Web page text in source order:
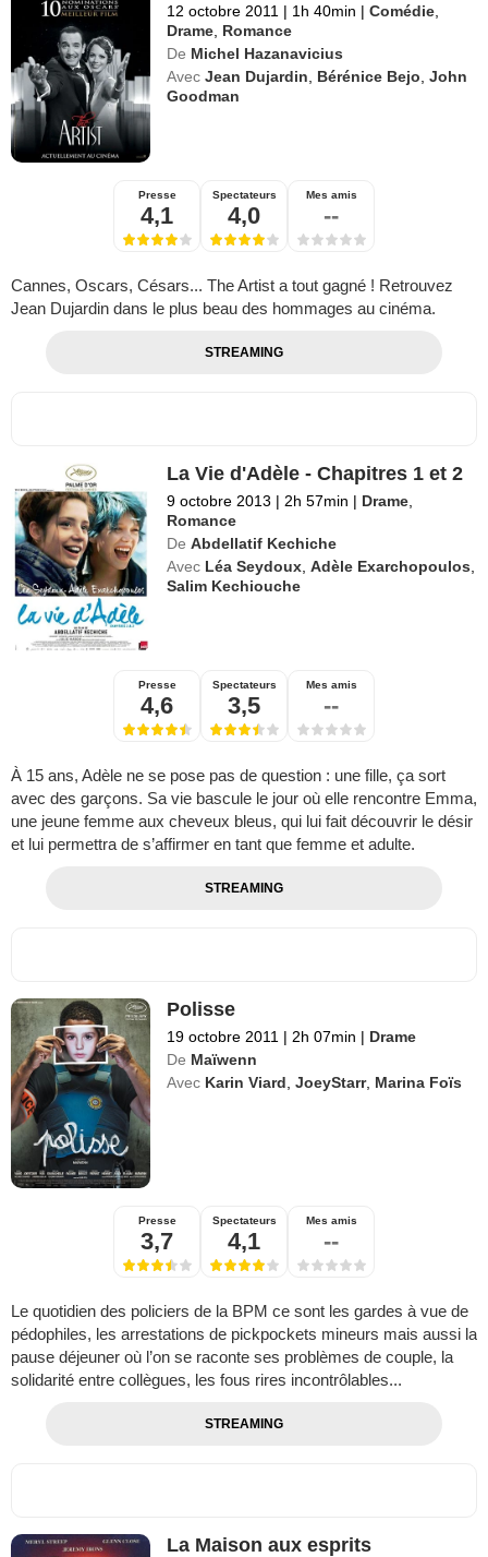
12 octobre 2011 | 1h 40min | Comédie
Drame Romance
De Michel Hazanavicius
Avec Jean Dujardin Bérénice Bejo ,John
Goodman
Presse
4,1
Spectateurs
4,0
Mes amis
--
Cannes, Oscars, Césars... The Artist a tout gagné ! Retrouvez
Jean Dujardin dans le plus beau des hommages au cinéma.
STREAMING
La Vie d'Adèle - Chapitres 1 et 2
9 octobre 2013 | 2h 57min | Drame
Romance
De Abdellatif Kechiche
Avec Léa Seydoux ,Adèle Exarchopoulos
Salim Kechiouche
Presse
4,6
Spectateurs
3,5
Mes amis
--
À 15 ans, Adèle ne se pose pas de question : une fille, ça sort
avec des garçons. Sa vie bascule le jour où elle rencontre Emma,
une jeune femme aux cheveux bleus, qui lui fait découvrir le désir
et lui permettra de s’affirmer en tant que femme et adulte.
STREAMING
Polisse
19 octobre 2011 | 2h 07min | Drame
De Maïwenn
Avec Karin Viard ,JoeyStarr, Marina Foïs
Presse
3,7
Spectateurs
4,1
Mes amis
--
Le quotidien des policiers de la BPM ce sont les gardes à vue de
pédophiles, les arrestations de pickpockets mineurs mais aussi la
pause déjeuner où l’on se raconte ses problèmes de couple, la
solidarité entre collègues, les fous rires incontrôlables...
STREAMING
La Maison aux esprits